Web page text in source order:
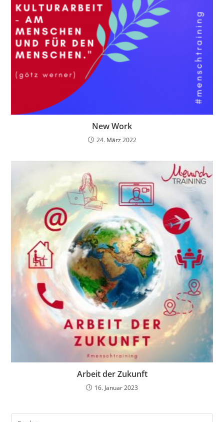
New Work
24. März 2022
Arbeit der Zukunft
16. Januar 2023
Search